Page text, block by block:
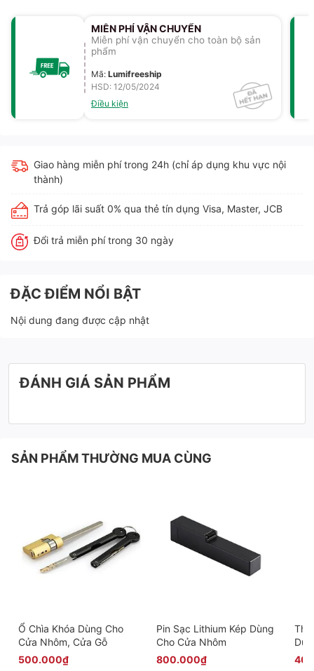
MIỄN PHÍ VẬN CHUYỂN
Miễn phí vận chuyển cho toàn bộ sản
phẩm
Mã: Lumifreeship
HSD: 12/05/2024
Điều kiện
Giao hàng miễn phí trong 24h (chỉ áp dụng khu vực nội
thành)
Trả góp lãi suất 0% qua thẻ tín dụng Visa, Master, JCB
Đổi trả miễn phí trong 30 ngày
ĐẶC ĐIỂM NỔI BẬT
Nội dung đang được cập nhật
ĐÁNH GIÁ SẢN PHẨM
SẢN PHẨM THƯỜNG MUA CÙNG
Ổ Chìa Khóa Dùng Cho
Cửa Nhôm, Cửa Gỗ
500.000₫
Pin Sạc Lithium Kép Dùng
Cho Cửa Nhôm
800.000₫